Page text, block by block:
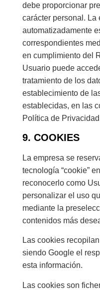
debe proporcionar
carácter personal. La
automatizadamente
correspondientes
en cumplimiento del
Usuario puede
tratamiento de los
establecimiento de
establecidas, en las
Política de
9. COOKIES
La empresa se
tecnología “cookie”
reconocerlo como
personalizar el uso
mediante la
contenidos más
Las cookies
siendo Google el
esta información.
Las cookies son